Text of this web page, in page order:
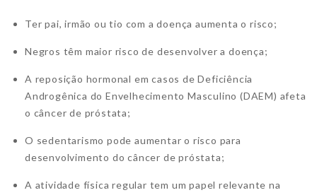
Ter pai, irmão ou tio com a doença aumenta o risco;
Negros têm maior risco de desenvolver a doença;
A reposição hormonal em casos de Deficiência
Androgênica do Envelhecimento Masculino (DAEM) afeta
o câncer de próstata;
O sedentarismo pode aumentar o risco para
desenvolvimento do câncer de próstata;
A atividade física regular tem um papel relevante na